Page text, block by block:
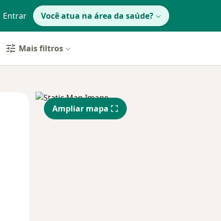
Entrar Você atua na área da saúde?
Mais filtros
Segunda-feira Ter,
11 Ago
Qua
12 Ago
Ampliar mapa